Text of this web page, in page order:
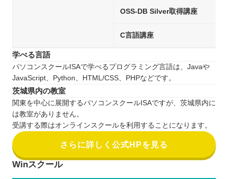
OSS-DB Silver取得講座
C言語講座
学べる言語
パソコンスクールISAで学べるプログラミング言語は、Javaや
JavaScript、Python、HTML/CSS、PHPなどです。
茨城県内の教室
関東を中心に展開するパソコンスクールISAですが、茨城県内に
は教室がありません。
受講する際はオンラインスクールを利用することになります。
さらに詳しく公式HPを見る
Winスクール